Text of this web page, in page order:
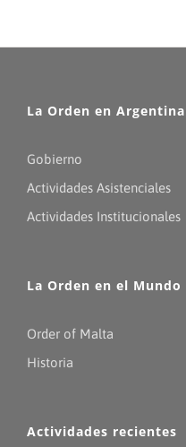
La Orden en Argentina
Gobierno
Actividades Asistenciales
Actividades Institucionales
La Orden en el Mundo
Order of Malta
Historia
Actividades recientes